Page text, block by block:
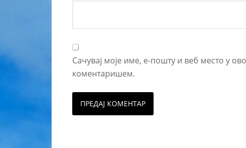
Сачувај моје име, е-пошту и веб место у
коментаришем.